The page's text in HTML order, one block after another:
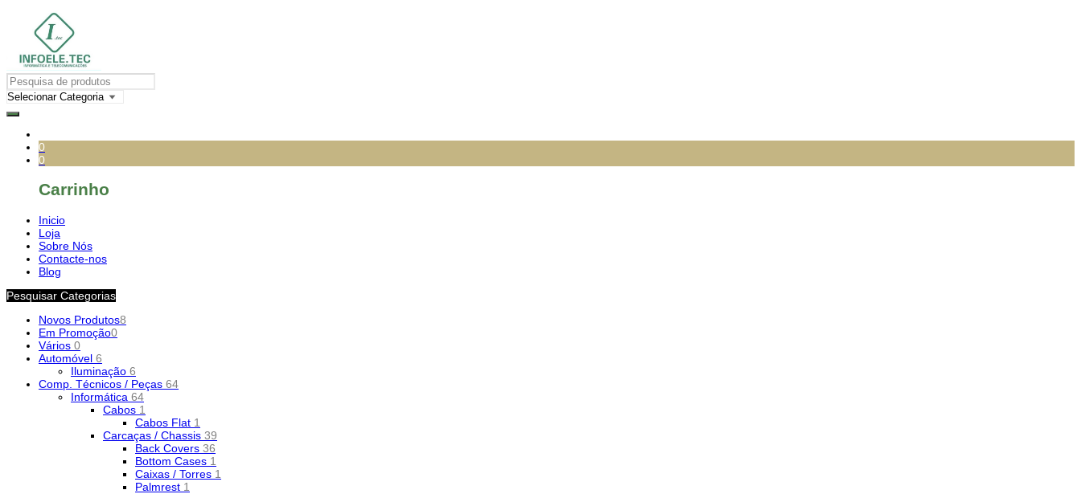
0
0
Carrinho
Inicio
Loja
Sobre Nós
Contacte-nos
Blog
Pesquisar Categorias
Novos Produtos8
Em Promoção0
Vários 0
Automóvel 6
Iluminação 6
Comp. Técnicos / Peças 64
Informática 64
Cabos 1
Cabos Flat 1
Carcaças / Chassis 39
Back Covers 36
Bottom Cases 1
Caixas / Torres 1
Palmrest 1